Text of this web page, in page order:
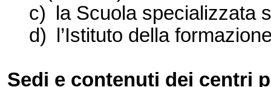
c)
la Scuola specializzata
d)
l’Istituto della
Sedi e contenuti dei centri